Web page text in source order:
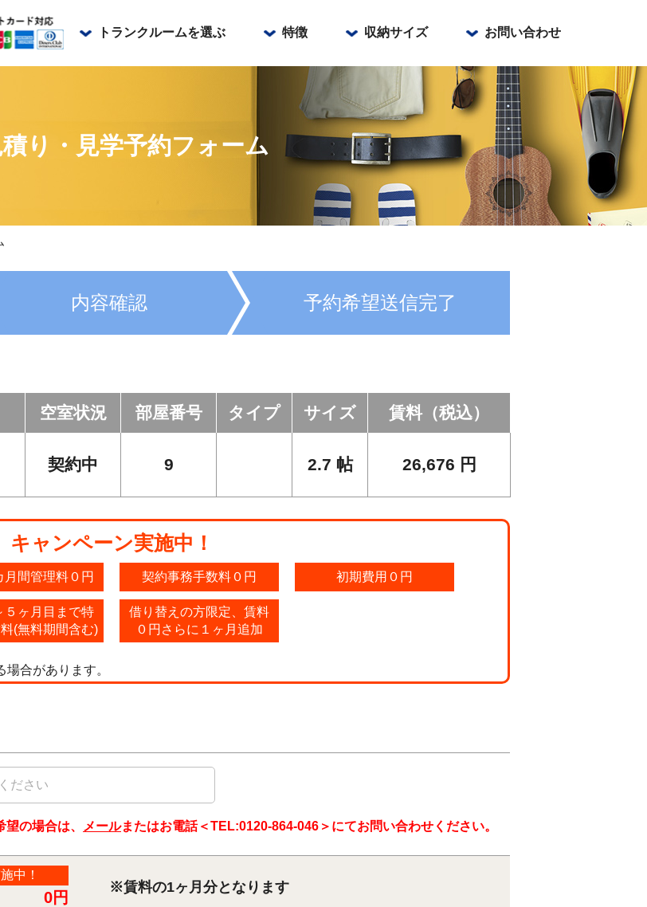
トランクルームを選ぶ
リビングストレージ池上大城通り
リビングストレージ品川戸越
特徴 収納サイズ お問い合わせ
り・見学予約フォーム
内容確認 予約希望送信完了
空室状況 部屋番号 タイプ サイズ 賃料（税込）
契約中 9 2.7 帖 26,676 円
キャンペーン実施中！
月間管理料０円 契約事務手数料０円 初期費用０円
５ヶ月目まで特
(無料期間含む)
借り替えの方限定、賃料
０円さらに１ヶ月追加
合があります。
の場合は、 メールまたはお電話＜TEL:0120-864-046 ＞にてお問い合わせください。
中！
0円
※賃料の1ヶ月分となります